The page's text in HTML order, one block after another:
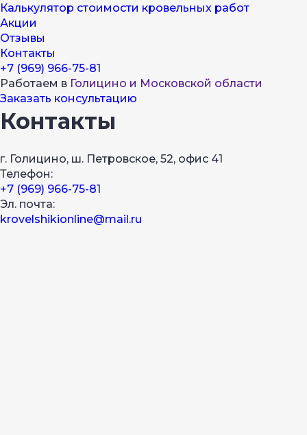
Калькулятор стоимости кровельных работ
Акции
Отзывы
Контакты
+7 (969) 966-75-81
Работаем в Голицино и Московской области
Заказать консультацию
Контакты
г. Голицино, ш. Петровское, 52, офис 41
Телефон:
+7 (969) 966-75-81
Эл. почта:
krovelshikionline@mail.ru